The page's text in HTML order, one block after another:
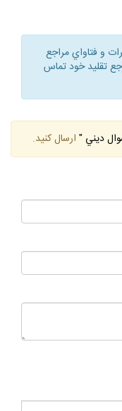
و فتاواي مراجع
تقليد خود تماس
ديني " ارسال كنيد.